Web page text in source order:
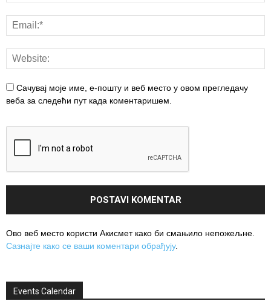
Сачувај моје име, е-пошту и веб место у овом прегледачу
веба за следећи пут када коментаришем.
Ово веб место користи Акисмет како би смањило непожељне.
Сазнајте како се ваши коментари обрађују.
Events Calendar